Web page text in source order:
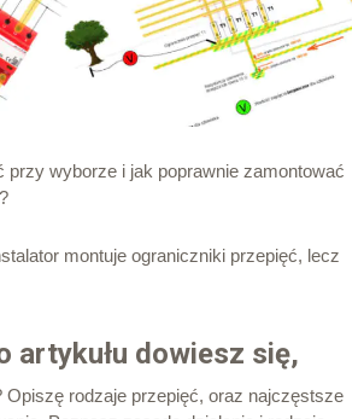
przy wyborze i jak poprawnie zamontować
montuje ograniczniki przepięć, lecz
artykułu dowiesz się,
Opiszę rodzaje przepięć, oraz najczęstsze